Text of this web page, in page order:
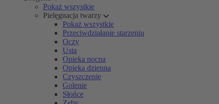
Pokaż wszystkie
Pielęgnacja twarzy
Pokaż wszystkie
Przeciwdziałanie starzeniu
Oczy
Usta
Opieka nocna
Opieka dzienna
Czyszczenie
Golenie
Słońce